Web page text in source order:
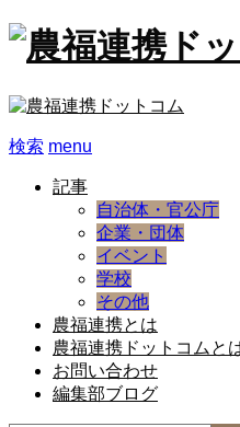
検索 menu
記事
自治体・官公庁
企業・団体
イベント
学校
その他
農福連携とは
農福連携ドットコムと
お問い合わせ
編集部ブログ